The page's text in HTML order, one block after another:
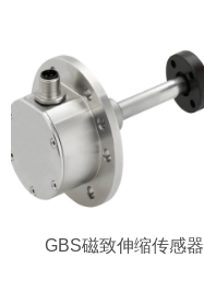
GBS磁致伸缩传感器